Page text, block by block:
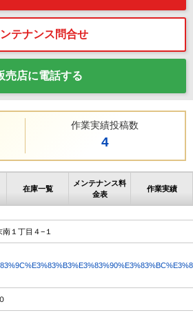
テナンス問合せ
売店に電話する
作業実績投稿数
4
在庫一覧
メンテナンス料
金表
作業実績
１丁目４−１